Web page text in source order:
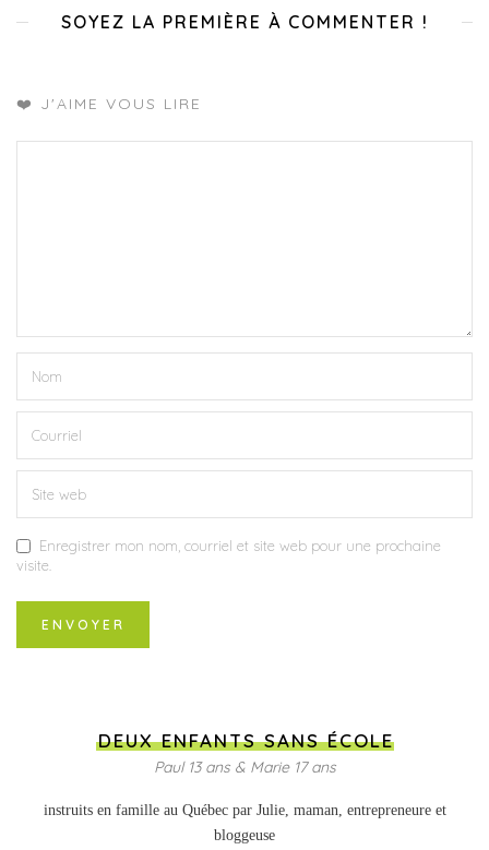
SOYEZ LA PREMIÈRE À COMMENTER !
❤️ J'AIME VOUS LIRE
Enregistrer mon nom, courriel et site web pour une prochaine
visite.
DEUX ENFANTS SANS ÉCOLE
Paul 13 ans & Marie 17 ans
instruits en famille au Québec par Julie, maman, entrepreneure et
bloggeuse